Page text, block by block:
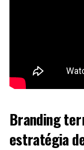
Branding
estratégia